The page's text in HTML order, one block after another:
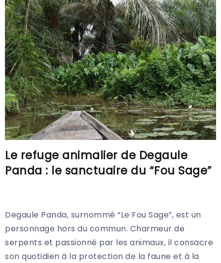
Le refuge animalier de Degaule
Panda : le sanctuaire du “Fou Sage”
Degaule Panda, surnommé “Le Fou Sage”, est un
personnage hors du commun. Charmeur de
serpents et passionné par les animaux, il consacre
son quotidien à la protection de la faune et à la